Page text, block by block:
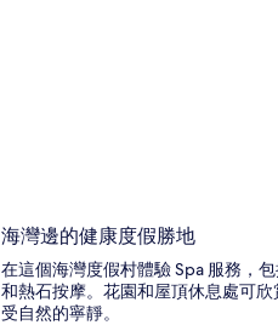
海灣邊的健康度假勝地
在這個海灣度假村體驗 Spa 服務，
和熱石按摩。花園和屋頂休息處可
受自然的寧靜。